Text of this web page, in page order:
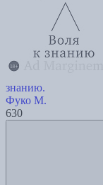
знанию.
Фуко М.
630